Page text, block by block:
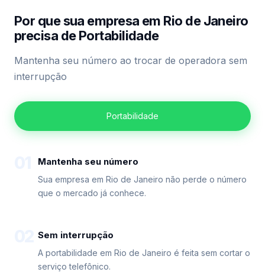
Por que sua empresa em Rio de Janeiro
precisa de Portabilidade
Mantenha seu número ao trocar de operadora sem
interrupção
Portabilidade
Mantenha seu número
Sua empresa em Rio de Janeiro não perde o número
que o mercado já conhece.
Sem interrupção
A portabilidade em Rio de Janeiro é feita sem cortar o
serviço telefônico.